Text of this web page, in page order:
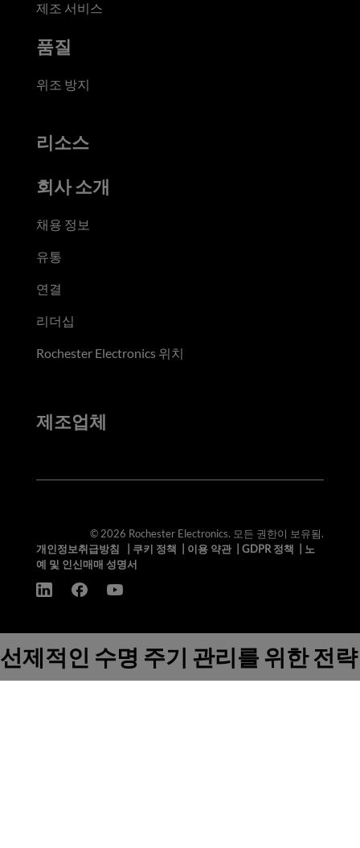
제조 서비스
품질
위조 방지
리소스
회사 소개
채용 정보
유통
연결
리더십
Rochester Electronics 위치
제조업체
© 2026 Rochester Electronics. 모든 권한이 보유됨.
개인정보취급방침
쿠키 정책 이용 약관| GDPR 정책
노
예 및 인신매매 성명서
선제적인 수명 주기 관리를 위한 전략